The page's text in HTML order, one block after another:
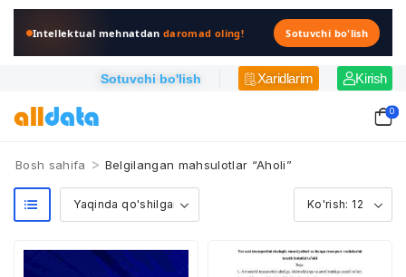
Intellektual mehnatdandaromad oling! Sotuvchi bo'lish
Sotuvchi bo'lish Xaridlarim Kirish
0
Bosh sahifa > Belgilangan mahsulotlar “Aholi”